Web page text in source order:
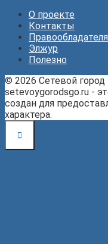
О проекте
Контакты
Элжур
Полезно
© 2026 Сетевой
setevoygorodsgo.ru -
создан для
характера.